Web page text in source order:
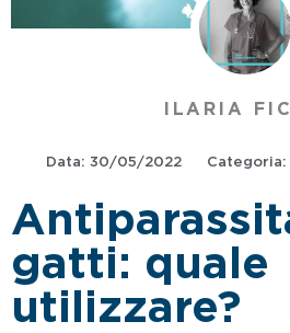
ILARIA
Data: 30/05/2022 Categoria:
gatti: quale
utilizzare?